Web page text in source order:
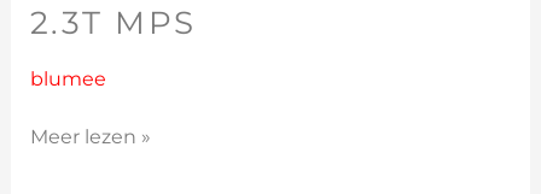
2.3T MPS
blumee
2.3T
Meer lezen »